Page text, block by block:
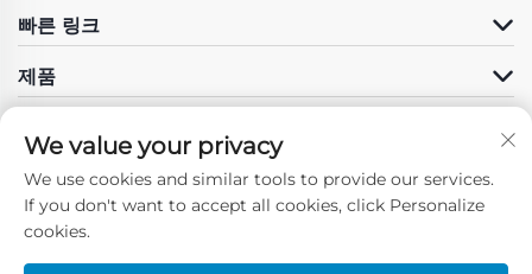
빠른 링크
제품
We value your privacy
We use cookies and similar tools to provide our services.
If you don't want to accept all cookies, click Personalize
cookies.